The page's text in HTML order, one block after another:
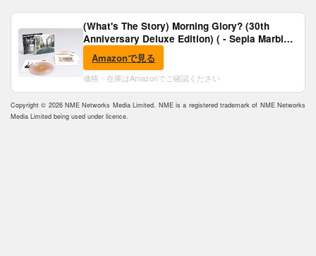
(What's The Story) Morning Glory? (30th
Anniversary Deluxe Edition) ( - Sepia Marble
Vinyl) [Analog]
Amazonで見る
価格・在庫はAmazonでご確認ください
Copyright © 2026 NME Networks Media Limited. NME is a registered trademark of NME Networks
Media Limited being used under licence.